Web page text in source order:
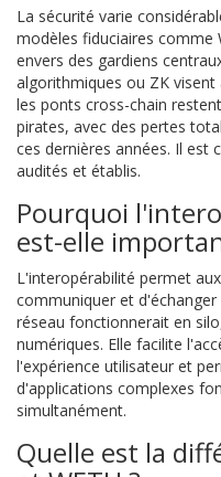
La sécurité varie
modèles fiduciaires comme
envers des gardiens
algorithmiques ou ZK
les ponts cross-chain
pirates, avec des pertes
ces dernières années. Il est
audités et établis.
Pourquoi
est-elle
L'interopérabilité permet
communiquer et d'échanger
réseau fonctionnerait en
numériques. Elle facilite
l'expérience utilisateur et
d'applications complexes
simultanément.
Quelle est la